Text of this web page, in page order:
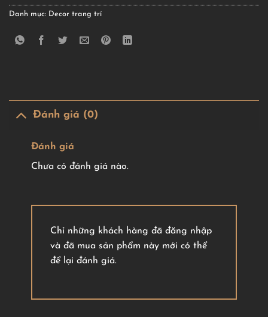
Danh mục: Decor trang trí
Đánh giá (0)
Đánh giá
Chưa có đánh giá nào.
Chỉ những khách hàng đã đăng nhập
và đã mua sản phẩm này mới có thể
để lại đánh giá.